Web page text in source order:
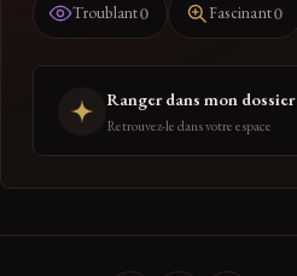
Troublant0 Fascinant0
Ranger dans mon dossier
Retrouvez-le dans votre espace